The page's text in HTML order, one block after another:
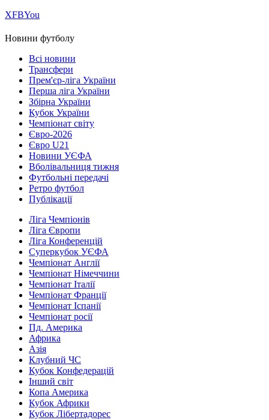
ХFBYou
Новини футболу
Всі новини
Трансфери
Прем'єр-ліга України
Перша ліга України
Збірна України
Кубок України
Чемпіонат світу
Євро-2026
Євро U21
Новини УЄФА
Вболівальниця тижня
Футбольні передачі
Ретро футбол
Публікації
Ліга Чемпіонів
Ліга Європи
Ліга Конференцій
Суперкубок УЄФА
Чемпіонат Англії
Чемпіонат Німеччини
Чемпіонат Італії
Чемпіонат Франції
Чемпіонат Іспанії
Чемпіонат росії
Пд. Америка
Африка
Азія
Клубний ЧС
Кубок Конфедерацій
Інший світ
Копа Америка
Кубок Африки
Кубок Лібертадорес